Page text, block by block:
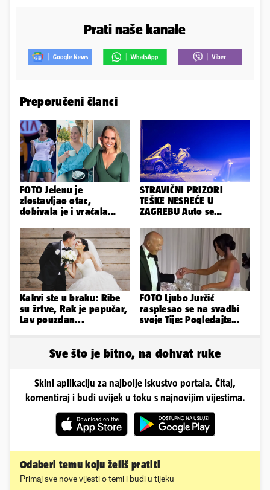
Prati naše kanale
Preporučeni članci
FOTO Jelenu je
zlostavljao otac,
dobivala je i vraćala
tukao šakama'
STRAVIČNI PRIZORI
TEŠKE NESREĆE U
ZAGREBU Auto se
poginuo
Kakvi ste u braku: Ribe
su žrtve, Rak je papučar,
Lav pouzdan...
FOTO Ljubo Jurčić
rasplesao se na svadbi
svoje Tije: Pogledajte
Sve što je bitno, na dohvat ruke
Skini aplikaciju za najbolje iskustvo portala. Čitaj,
komentiraj i budi uvijek u toku s najnovijim vijestima.
Odaberi temu koju želiš pratiti
Primaj sve nove vijesti o temi i budi u tijeku